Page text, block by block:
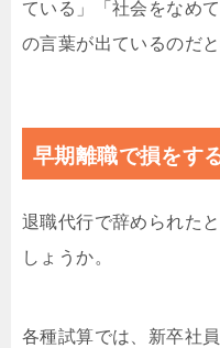
ている」「社会をなめ
の言葉が出ているのだ
早期離職で損をす
退職代行で辞められた
しょうか。
各種試算では、新卒社